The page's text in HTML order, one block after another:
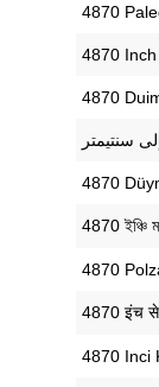
‎4870
‎4870
‎4870
‎4870
‎4870 ইঞ্চি
‎4870
‎4870 इंच से
‎4870 Inci